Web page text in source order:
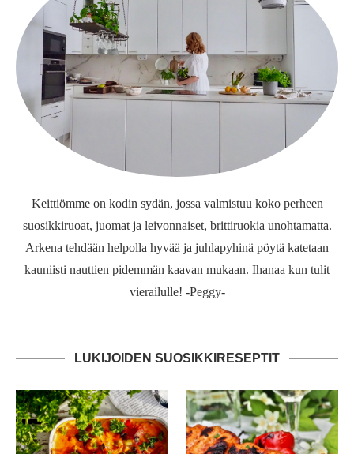
Keittiömme on kodin sydän, jossa valmistuu koko perheen
suosikkiruoat, juomat ja leivonnaiset, brittiruokia unohtamatta.
Arkena tehdään helpolla hyvää ja juhlapyhinä pöytä katetaan
kauniisti nauttien pidemmän kaavan mukaan. Ihanaa kun tulit
vierailulle! -Peggy-
LUKIJOIDEN SUOSIKKIRESEPTIT